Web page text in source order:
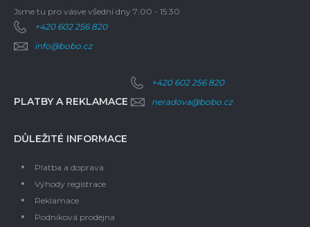
Jsme tu pro vásve všední dny 7:00 - 15:30
+420 602 256 820
info@bobo.cz
PLATBY A REKLAMACE
+420 602 256 820
neradova@bobo.cz
DŮLEŽITÉ INFORMACE
Platba a doprava
Výhody registrace
Reklamace
Podniková prodejna